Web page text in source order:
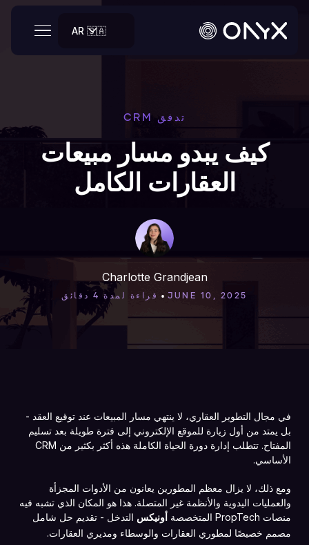
AR 🇸🇦
تدفق CRM
كيف يبدو مسار مبيعات
العقارات الكامل
Charlotte Grandjean
JUNE 10, 2025
• قراءة لمدة 4 دقائق
في مجال التطوير العقاري، لا ينتهي مسار المبيعات عند توقيع العقد -
بل يمتد من أول زيارة للموقع الإلكتروني إلى فترة طويلة بعد تسليم
المفتاح. تتطلب إدارة دورة الحياة الكاملة هذه أكثر بكثير من CRM
الأساسي.
ومع ذلك، لا يزال معظم المطورين يعانون من الأدوات المجزأة
والعمليات اليدوية والأنظمة غير المتصلة. هذا هو المكان الذي تشبه فيه
منصات PropTech المتخصصة
أونيكس التدخل - تقديم حل شامل
مصمم خصيصًا لمطوري العقارات والوسطاء ومديري العقارات.